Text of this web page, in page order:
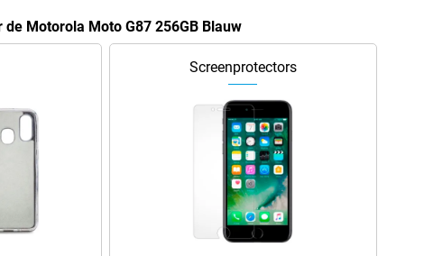
Motorola Moto G87 256GB Blauw
Screenprotectors